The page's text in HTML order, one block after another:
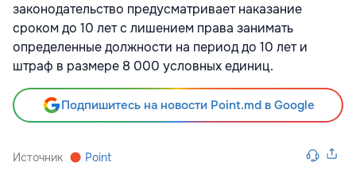
законодательство предусматривает наказание
сроком до 10 лет с лишением права занимать
определенные должности на период до 10 лет и
штраф в размере 8 000 условных единиц.
Подпишитесь на новости Point.md в Google
Источник Point